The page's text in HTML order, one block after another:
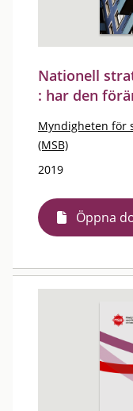
Nationell
: har den
Myndigheten för
(MSB)
2019
Öppna